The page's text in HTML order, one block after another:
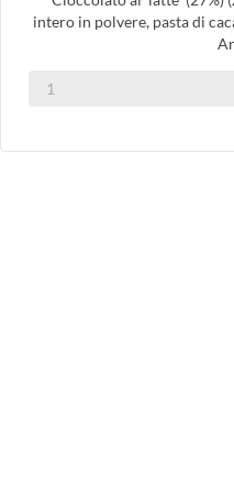
intero in polvere, pasta di